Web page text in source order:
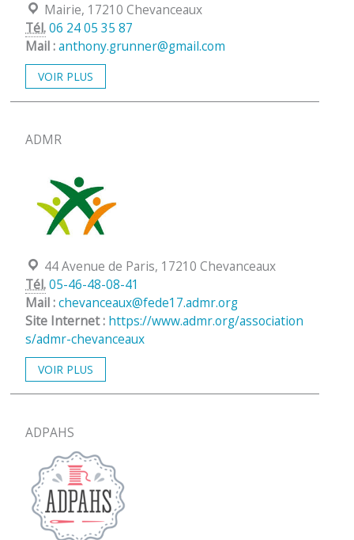
Localisation :
Mairie, 17210 Chevanceaux
Tél.06 24 05 35 87
Mail :anthony.grunner@gmail.com
VOIR PLUS
ADMR
Localisation :
44 Avenue de Paris, 17210 Chevanceaux
Tél.05-46-48-08-41
Mail :chevanceaux@fede17.admr.org
Site Internet : https://www.admr.org/association
s/admr-chevanceaux
VOIR PLUS
ADPAHS